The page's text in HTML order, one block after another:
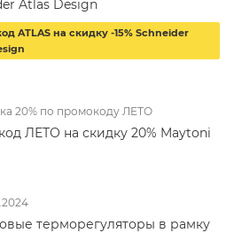
Atlas Design
ATLAS на скидку -15% Schneider
20% по промокоду ЛЕТО
ЛЕТО на скидку 20% Maytoni
терморегуляторы в рамку